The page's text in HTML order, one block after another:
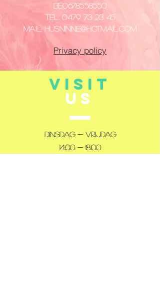
​BE0678558550
Tel.0479 73 23 45
Mail: husninne@hotmail.com
Privacy policy
VISIT
US
Dinsdag - Vrijdag
14:00 - 18:00